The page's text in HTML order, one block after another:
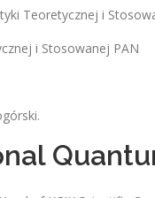
Teoretycznej i
i Stosowanej PAN